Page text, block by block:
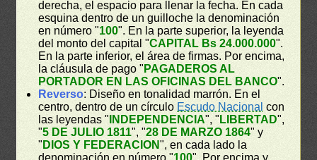
derecha, el espacio para llenar la fecha. En cada
esquina dentro de un guilloche la denominación
en número "100". En la parte superior, la leyenda
del monto del capital "CAPITAL Bs 24.000.000".
En la parte inferior, el área de firmas. Por encima,
la cláusula de pago " PAGADEROS AL
PORTADOR EN LAS OFICINAS DEL BANCO".
Reverso: Diseño en tonalidad marrón. En el
centro, dentro de un círculo Escudo Nacional con
las leyendas " INDEPENDENCIA", " LIBERTAD",
"5 DE JULIO 1811", "28 DE MARZO 1864" y
" DIOS Y FEDERACION", en cada lado la